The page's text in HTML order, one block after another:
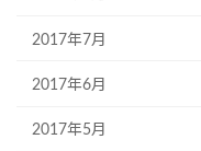
2017年7月
2017年6月
2017年5月